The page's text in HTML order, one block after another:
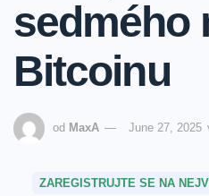
sedmého
Bitcoinu
od MaxA June 27, 2025
ZAREGISTRUJTE SE NA